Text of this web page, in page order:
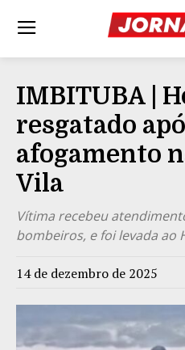
IMBITUBA |
resgatado
afogamento
Vila
Vítima recebeu
bombeiros, e foi levada ao
14 de dezembro de 2025